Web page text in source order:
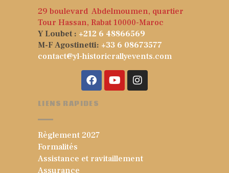
29 boulevard Abdelmoumen, quartier
Tour Hassan, Rabat 10000-Maroc
Y Loubet : +212 6 48866569
M-F Agostinetti: +33 6 08673577
contact@yl-historicrallyevents.com
LIENS RAPIDES
Règlement 2027
Formalités
Assistance et ravitaillement
Assurance